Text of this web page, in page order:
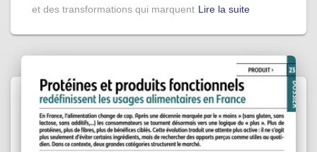
et des transformations qui marquent Lire la suite